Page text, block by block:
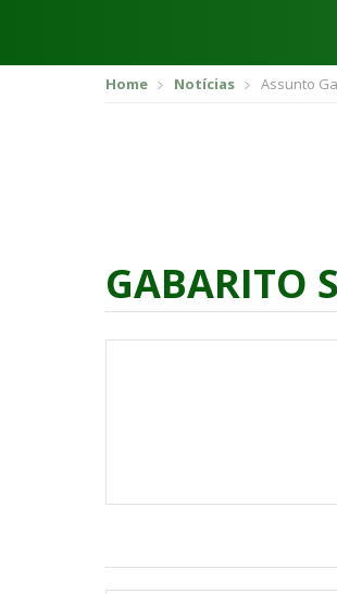
Home Notícias Assunto
GABARITO